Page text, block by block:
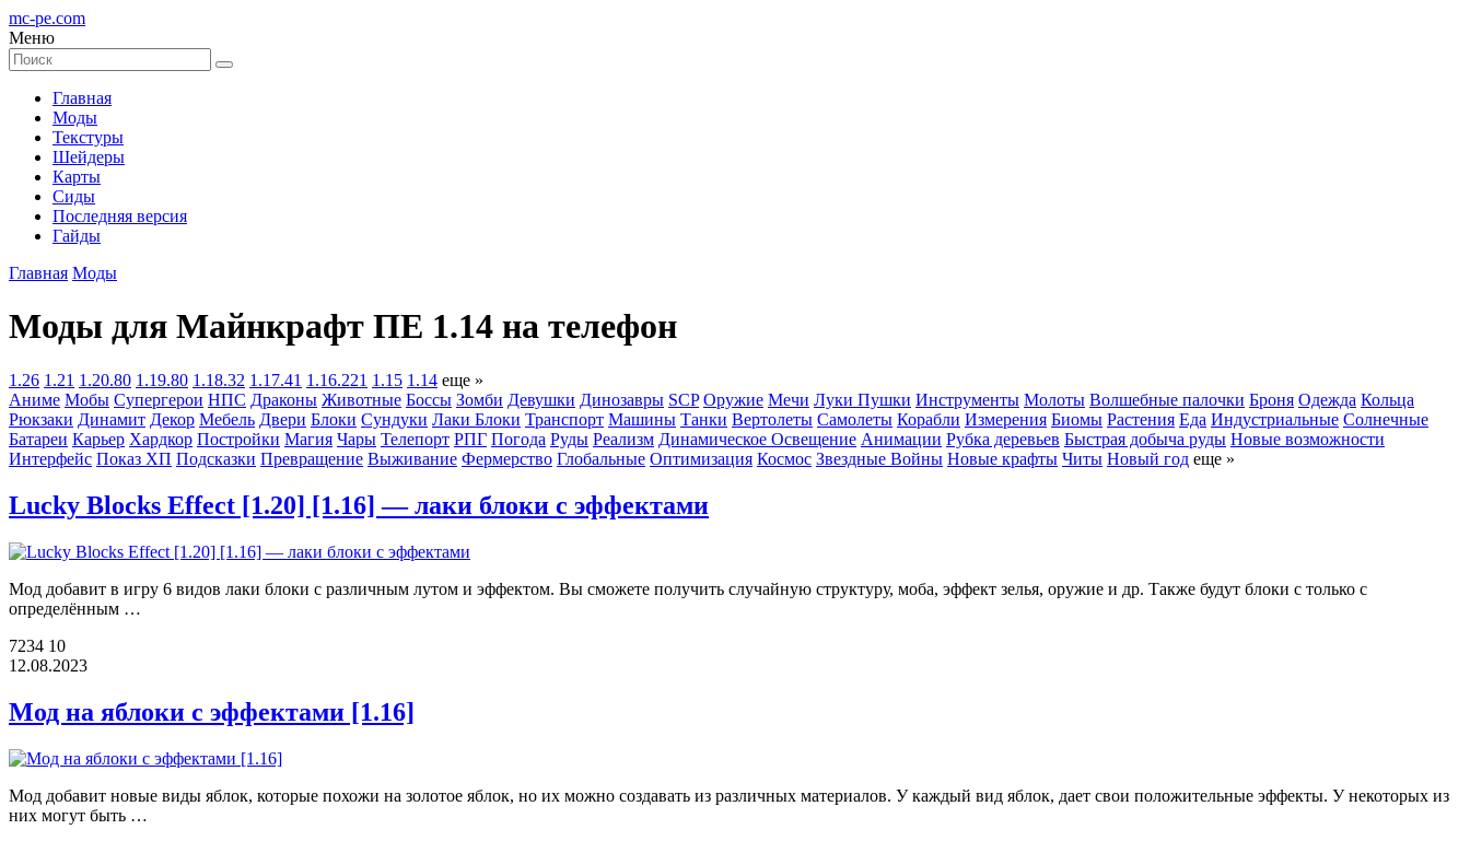
mc-pe.com
Меню
Главная
Моды
Текстуры
Шейдеры
Карты
Сиды
Последняя версия
Гайды
Главная Моды
Моды для Майнкрафт ПЕ 1.14 на телефон
1.26 1.21 1.20.80 1.19.80 1.18.32 1.17.41 1.16.221 1.15 1.14 еще »
Аниме Мобы Супергерои НПС Драконы Животные Боссы Зомби Девушки Динозавры SCP Оружие Мечи Луки Пушки Инструменты Молоты Волшебные палочки Броня Одежда Кольца
Рюкзаки Динамит Декор Мебель Двери Блоки Сундуки Лаки Блоки Транспорт Машины Танки Вертолеты Самолеты Корабли Измерения Биомы Растения Еда Индустриальные Солнечные
Батареи Карьер Хардкор Постройки Магия Чары Телепорт РПГ Погода Руды Реализм Динамическое Освещение Анимации Рубка деревьев Быстрая добыча руды Новые возможности
Интерфейс Показ ХП Подсказки Превращение Выживание Фермерство Глобальные Оптимизация Космос Звездные Войны Новые крафты Читы Новый год еще »
Lucky Blocks Effect [1.20] [1.16] — лаки блоки с эффектами
Мод добавит в игру 6 видов лаки блоки с различным лутом и эффектом. Вы сможете получить случайную структуру, моба, эффект зелья, оружие и др. Также будут блоки с только с
определённым …
7234 10
12.08.2023
Мод на яблоки с эффектами [1.16]
Мод добавит новые виды яблок, которые похожи на золотое яблок, но их можно создавать из различных материалов. У каждый вид яблок, дает свои положительные эффекты. У некоторых из
них могут быть …